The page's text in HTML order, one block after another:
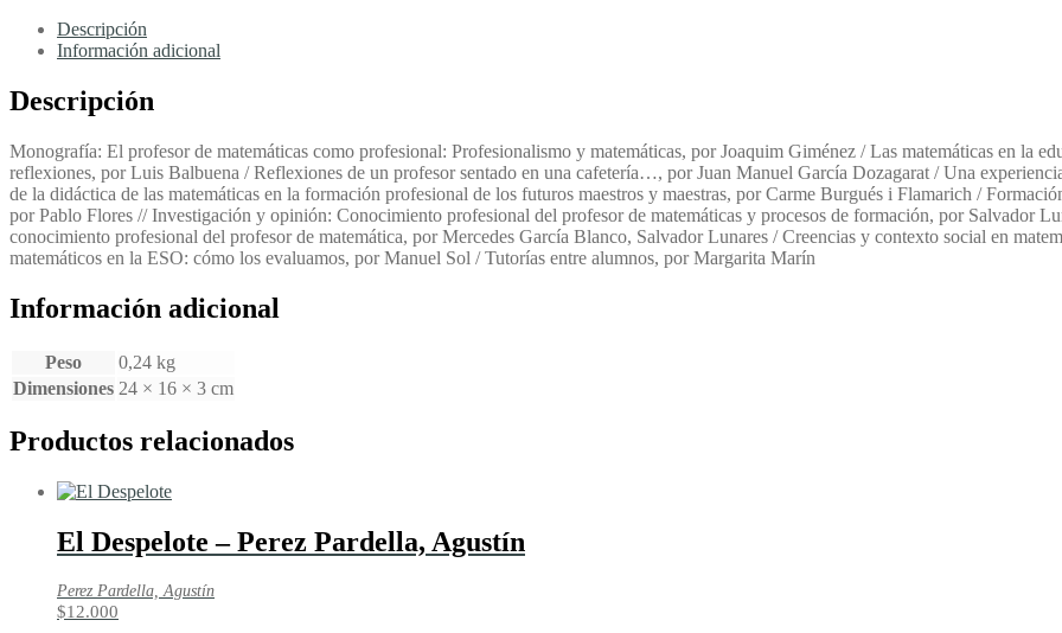
Didáctica
Matemáticas.
Nº
Año
5,
Julio
1998:
El
profesor
matemáticas
cantidad
Descripción
Información adicional
Descripción
Monografía: El profesor de matemáticas como profesional: Profesionalismo y matemáticas, por Joaquim Giménez / Las matemáticas en la
reflexiones, por Luis Balbuena / Reflexiones de un profesor sentado en una cafetería…, por Juan Manuel García Dozagarat / Una
de la didáctica de las matemáticas en la formación profesional de los futuros maestros y maestras, por Carme Burgués i Flamarich /
por Pablo Flores // Investigación y opinión: Conocimiento profesional del profesor de matemáticas y procesos de formación, por Salvador
conocimiento profesional del profesor de matemática, por Mercedes García Blanco, Salvador Lunares / Creencias y contexto social en
matemáticos en la ESO: cómo los evaluamos, por Manuel Sol / Tutorías entre alumnos, por Margarita Marín
Información adicional
Peso
0,24 kg
Dimensiones 24 × 16 × 3 cm
Productos relacionados
El Despelote – Perez Pardella, Agustín
Perez Pardella, Agustín
$12.000